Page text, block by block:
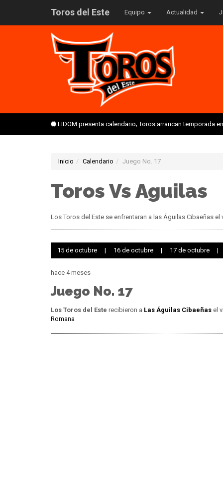
Toros del Este Equipo Actualidad
LIDOM presenta calendario; Toros arrancan temporada
Inicio Calendario Juego No. 17
Toros Vs Aguilas
Los Toros del Este se enfrentaran a las Águilas Cibaeñas el
15 de octubre | 16 de octubre | 17 de octubre |
hace 4 meses
Juego No. 17
Los Toros del Este recibieron a Las Águilas Cibaeñas el
Romana